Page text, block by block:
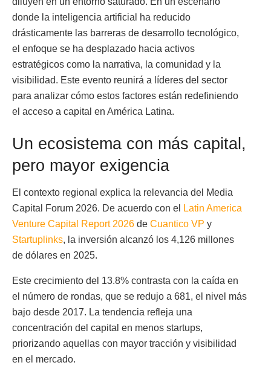
donde la inteligencia artificial ha reducido
drásticamente las barreras de desarrollo tecnológico,
el enfoque se ha desplazado hacia activos
estratégicos como la narrativa, la comunidad y la
visibilidad. Este evento reunirá a líderes del sector
para analizar cómo estos factores están redefiniendo
el acceso a capital en América Latina.
Un ecosistema con más capital,
pero mayor exigencia
El contexto regional explica la relevancia del Media
Capital Forum 2026. De acuerdo con el
Latin America
Venture Capital Report 2026 de Cuantico VP y
Startuplinks, la inversión alcanzó los 4,126 millones
de dólares en 2025.
Este crecimiento del 13.8% contrasta con la caída en
el número de rondas, que se redujo a 681, el nivel más
bajo desde 2017. La tendencia refleja una
concentración del capital en menos startups,
priorizando aquellas con mayor tracción y visibilidad
en el mercado.